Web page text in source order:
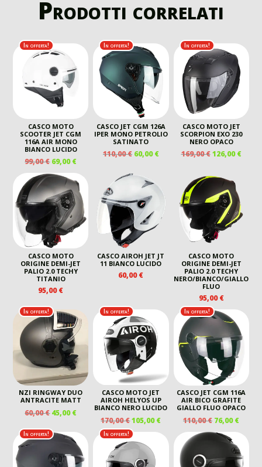
Prodotti correlati
In offerta!
CASCO MOTO
SCOOTER JET CGM
116A AIR MONO
BIANCO LUCIDO
99,00€ IL
PREZZO
ORIGINALE
ERA:
99,00 €.
69,00€IL
PREZZO
ATTUALE
È:
69,00 €.
In offerta!
CASCO JET CGM 126A
IPER MONO PETROLIO
SATINATO
110,00€ IL
ORIGINALE
ERA:
110,00 €.
60,00€IL
È:
60,00 €.
In offerta!
CASCO MOTO JET
SCORPION EXO 230
NERO OPACO
169,00€ IL
ORIGINALE
ERA:
169,00 €.
126,00€IL
CASCO MOTO
ORIGINE DEMI-JET
PALIO 2.0 TECHY
TITANIO
95,00€
CASCO AIROH JET JT
11 BIANCO LUCIDO
60,00€
CASCO MOTO
ORIGINE DEMI-JET
PALIO 2.0 TECHY
NERO/BIANCO/GIALLO
FLUO
95,00€
In offerta!
NZI RINGWAY DUO
ANTRACITE MATT
60,00€ IL
ORIGINALE
60,00 €.
45,00€IL
PREZZO
ATTUALE
È:
45,00 €.
In offerta!
CASCO MOTO JET
AIROH HELYOS UP
BIANCO NERO LUCIDO
170,00€IL
PREZZO
ORIGINALE
ERA:
170,00 €.
105,00€IL
PREZZO
ATTUALE
105,00 €.
In offerta!
CASCO JET CGM 116A
AIR BICO GRAFITE
GIALLO FLUO OPACO
110,00€ IL
PREZZO
ORIGINALE
110,00 €.
76,00€IL
È:
76,00
In offerta! In offerta!